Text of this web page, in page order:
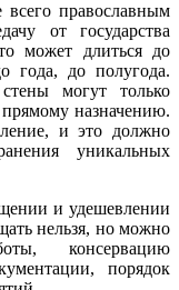
православным
от государства
может длиться до
года, до полугода.
могут только
назначению.
и это должно
уникальных
и удешевлении
нельзя, но можно
консервацию
порядок